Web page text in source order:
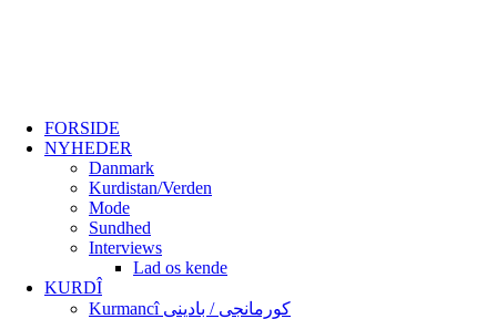
FORSIDE
NYHEDER
Danmark
Kurdistan/Verden
Mode
Sundhed
Interviews
Lad os kende
KURDÎ
Kurmancî کورمانجی / بادینی